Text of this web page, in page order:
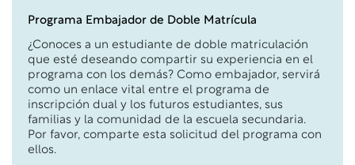
Programa Embajador de Doble Matrícula
¿Conoces a un estudiante de doble matriculación
que esté deseando compartir su experiencia en el
programa con los demás? Como embajador, servirá
como un enlace vital entre el programa de
inscripción dual y los futuros estudiantes, sus
familias y la comunidad de la escuela secundaria.
Por favor, comparte esta solicitud del programa con
ellos.